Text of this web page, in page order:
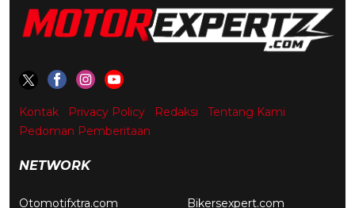
Kontak Privacy Policy Redaksi
Tentang Kami
Pedoman Pemberitaan
NETWORK
Otomotifxtra.com Bikersexpert.com